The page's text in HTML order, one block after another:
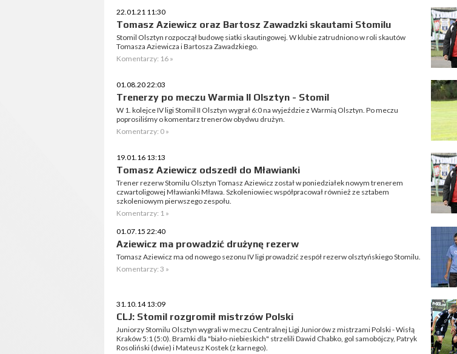
22.01.21 11:30
Tomasz Aziewicz oraz Bartosz Zawadzki skautami Stomilu
Stomil Olsztyn rozpoczął budowę siatki skautingowej. W klubie zatrudniono w roli skautów
Tomasza Aziewicza i Bartosza Zawadzkiego.
Komentarzy: 16 »
01.08.20 22:03
Trenerzy po meczu Warmia II Olsztyn - Stomil
W 1. kolejce IV ligi Stomil II Olsztyn wygrał 6:0 na wyjeździe z Warmią Olsztyn. Po meczu
poprosiliśmy o komentarz trenerów obydwu drużyn.
Komentarzy: 0 »
19.01.16 13:13
Tomasz Aziewicz odszedł do Mławianki
Trener rezerw Stomilu Olsztyn Tomasz Aziewicz został w poniedziałek nowym trenerem
czwartoligowej Mławianki Mława. Szkoleniowiec współpracował również ze sztabem
szkoleniowym pierwszego zespołu.
Komentarzy: 1 »
01.07.15 22:40
Aziewicz ma prowadzić drużynę rezerw
Tomasz Aziewicz ma od nowego sezonu IV ligi prowadzić zespół rezerw olsztyńskiego Stomilu.
Komentarzy: 3 »
31.10.14 13:09
CLJ: Stomil rozgromił mistrzów Polski
Juniorzy Stomilu Olsztyn wygrali w meczu Centralnej Ligi Juniorów z mistrzami Polski - Wisłą
Kraków 5:1 (5:0). Bramki dla "biało-niebieskich" strzelili Dawid Chabko, gol samobójczy, Patryk
Rosoliński (dwie) i Mateusz Kostek (z karnego).